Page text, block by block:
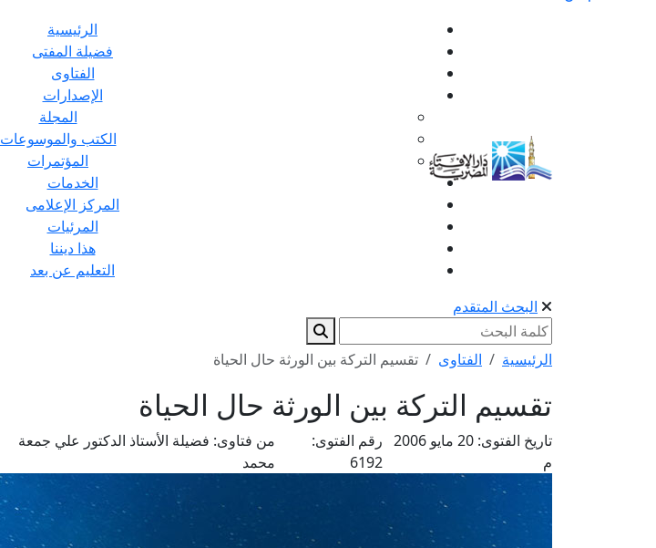
الرئيسية
فضيلة المفتى
الفتاوى
الإصدارات
المجلة
الكتب والموسوعات
المؤتمرات
الخدمات
المركز الإعلامى
المرئيات
هذا ديننا
التعليم عن بعد
البحث المتقدم
الرئيسية الفتاوى تقسيم التركة بين الورثة حال الحياة
تقسيم التركة بين الورثة حال الحياة
تاريخ الفتوى:
20 مايو 2006
م
رقم الفتوى:
6192
من فتاوى: فضيلة الأستاذ الدكتور علي جمعة
محمد